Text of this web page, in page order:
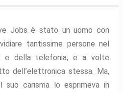
Jobs è stato un uomo con
tantissime persone nel
e della telefonia, e a volte
dell’elettronica stessa. Ma,
carisma lo esprimeva in